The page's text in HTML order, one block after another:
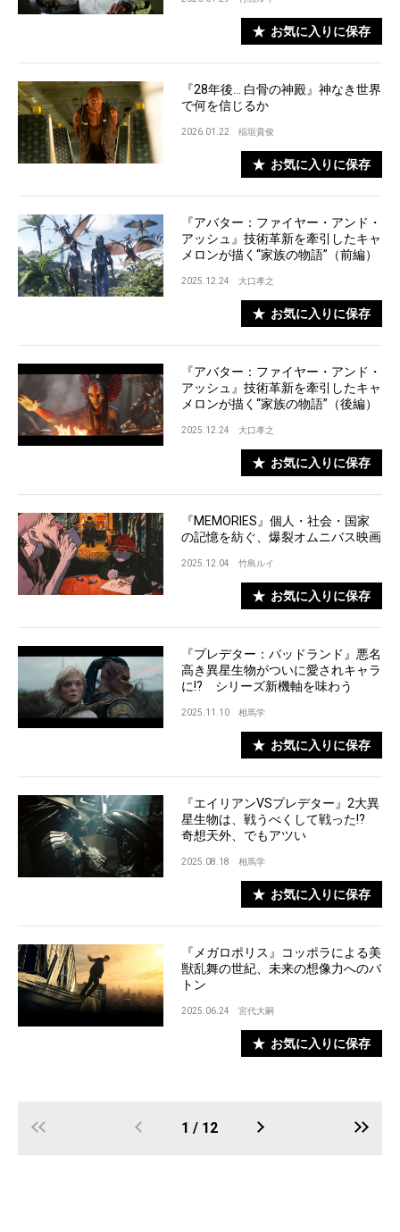
お気に入りに保存
『28年後... 白骨の神殿』神なき世界
で何を信じるか
2026.01.22 稲垣貴俊
お気に入りに保存
『アバター：ファイヤー・アンド・
アッシュ』技術革新を牽引したキャ
メロンが描く“家族の物語”（前編）
2025.12.24 大口孝之
お気に入りに保存
『アバター：ファイヤー・アンド・
アッシュ』技術革新を牽引したキャ
メロンが描く“家族の物語”（後編）
2025.12.24 大口孝之
お気に入りに保存
『MEMORIES』個人・社会・国家
の記憶を紡ぐ、爆裂オムニバス映画
2025.12.04 竹島ルイ
お気に入りに保存
『プレデター：バッドランド』悪名
高き異星生物がついに愛されキャラ
に!? シリーズ新機軸を味わう
2025.11.10 相馬学
お気に入りに保存
『エイリアンVSプレデター』2大異
星生物は、戦うべくして戦った!?
奇想天外、でもアツい
2025.08.18 相馬学
お気に入りに保存
『メガロポリス』コッポラによる美
獣乱舞の世紀、未来の想像力へのバ
トン
2025.06.24 宮代大嗣
お気に入りに保存
1 / 12